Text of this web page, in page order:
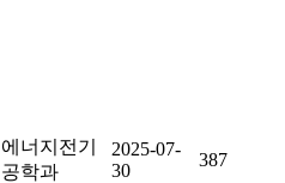
에너지전기
공학과
2025-07-
30
387